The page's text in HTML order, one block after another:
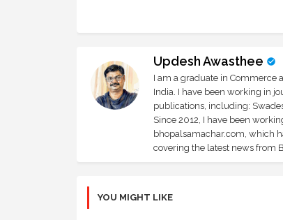
Updesh Awasthee
I am a graduate in Commerce
India. I have been working in
publications, including:
Since 2012, I have been
bhopalsamachar.com, which
covering the latest news from
YOU MIGHT LIKE